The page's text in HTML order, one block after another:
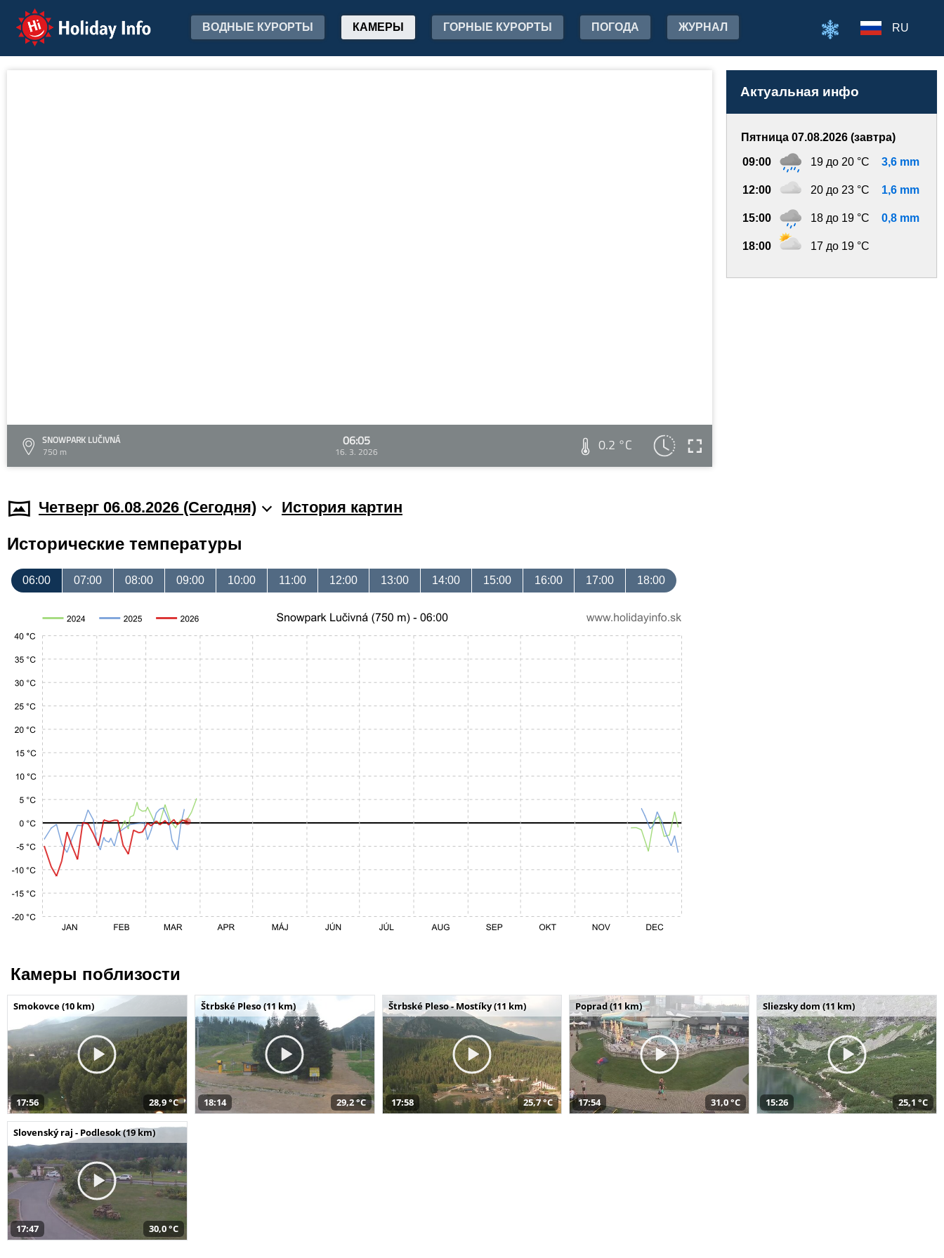
Holiday Info ВОДНЫЕ КУРОРТЫ КАМЕРЫ ГОРНЫЕ КУРОРТЫ ПОГОДА ЖУРНАЛ RU
SNOWPARK LUČIVNÁ
750 m
06:05
16. 3. 2026 0.2 °C
Актуальная инфо
Пятница 07.08.2026 (завтра)
09:00 19 до 20 °C 3,6 mm
12:00 20 до 23 °C 1,6 mm
15:00 18 до 19 °C 0,8 mm
18:00 17 до 19 °C
Четверг 06.08.2026 (Cегодня) История картин
Исторические температуры
06:00 07:00 08:00 09:00 10:00 11:00 12:00 13:00 14:00 15:00 16:00 17:00 18:00
Камеры поблизости
Smokovce (10 km)
17:56 28,9 °C
Štrbské Pleso (11 km)
18:14 29,2 °C
Štrbské Pleso - Mostíky (11 km)
17:58 25,7 °C
Poprad (11 km)
17:54 31,0 °C
Sliezsky dom (11 km)
15:26 25,1 °C
Slovenský raj - Podlesok (19 km)
17:47 30,0 °C